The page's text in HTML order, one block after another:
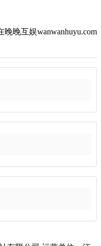
晚互娱wanwanhuyu.com